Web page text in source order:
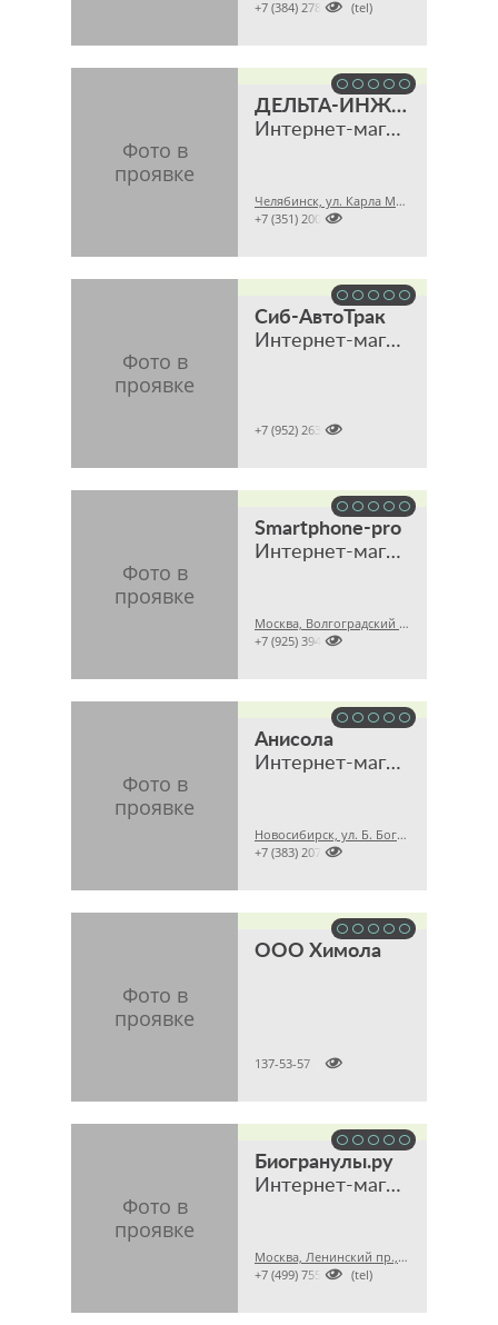

+7 (384) 2780101 (tel)
ДЕЛЬТА-ИНЖИНИРИНГ
Интернет-магазин
Челябинск, ул. Карла Маркса, 28А офис 43

+7 (351) 2009316
Сиб-АвтоТрак
Интернет-магазин

+7 (952) 2631159
Smartphone-pro
Интернет-магазин оригинальной техники и аксессуаров
Москва, Волгоградский проспект, 32, корпус 8, ТЦ "Технохолл", павильон D-8

+7 (925) 3941200
Анисола
Интернет-магазин мебели
Новосибирск, ул. Б. Богаткова, 210/1, этаж 6, офис 608 (Торговый центр «Golden Field»)

+7 (383) 2079008
ООО Химола

137-53-57
Биогранулы.ру
Интернет-магазин биопрепаратов для септиков и дачных туалетов
Москва, Ленинский пр., 47

+7 (499) 7556309 (tel)